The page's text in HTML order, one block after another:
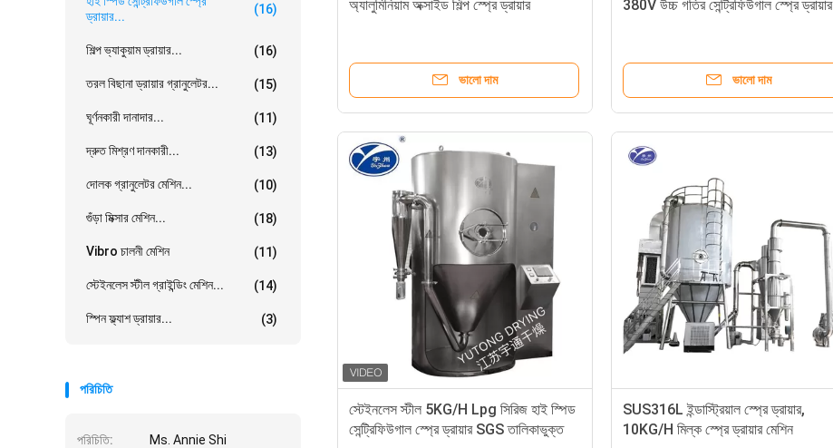
ড্রায়ার...
(16)
শিল্প ভ্যাকুয়াম ড্রায়ার... (16)
তরল বিছানা ড্রায়ার গ্রানুলেটর... (15)
ঘূর্ণনকারী দানাদার... (11)
দ্রুত মিশ্রণ দানকারী... (13)
দোলক গ্রানুলেটর মেশিন... (10)
গুঁড়া মিক্সার মেশিন... (18)
Vibro চালনী মেশিন (11)
স্টেইনলেস স্টীল গ্রাইন্ডিং মেশিন... (14)
স্পিন ফ্ল্যাশ ড্রায়ার... (3)
পরিচিতি
পরিচিতি: Ms. Annie Shi
অ্যালুমিনিয়াম অক্সাইড শিল্প স্প্রে ড্রায়ার
ভালো দাম
380V উচ্চ গতির সেন্ট্রিফিউগাল স্প্রে ড্রায়ার
ভালো দাম
স্টেইনলেস স্টীল 5KG/H Lpg সিরিজ হাই স্পিড
সেন্ট্রিফিউগাল স্প্রে ড্রায়ার SGS তালিকাভুক্ত
SUS316L ইন্ডাস্ট্রিয়াল স্প্রে ড্রায়ার,
10KG/H মিল্ক স্প্রে ড্রায়ার মেশিন